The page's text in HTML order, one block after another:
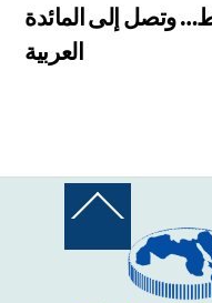
وتصل إلى المائدة
العربية
Back
Top